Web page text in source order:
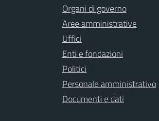
Organi di governo
Aree amministrative
Uffici
Enti e fondazioni
Politici
Personale amministrativo
Documenti e dati